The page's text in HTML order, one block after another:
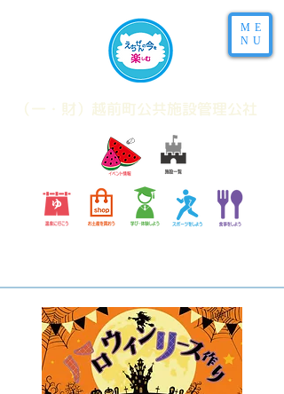
​（一・財）越前町公共施設管理公社
ME
NU